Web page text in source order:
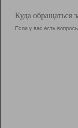
Куда обращаться
Если у вас есть